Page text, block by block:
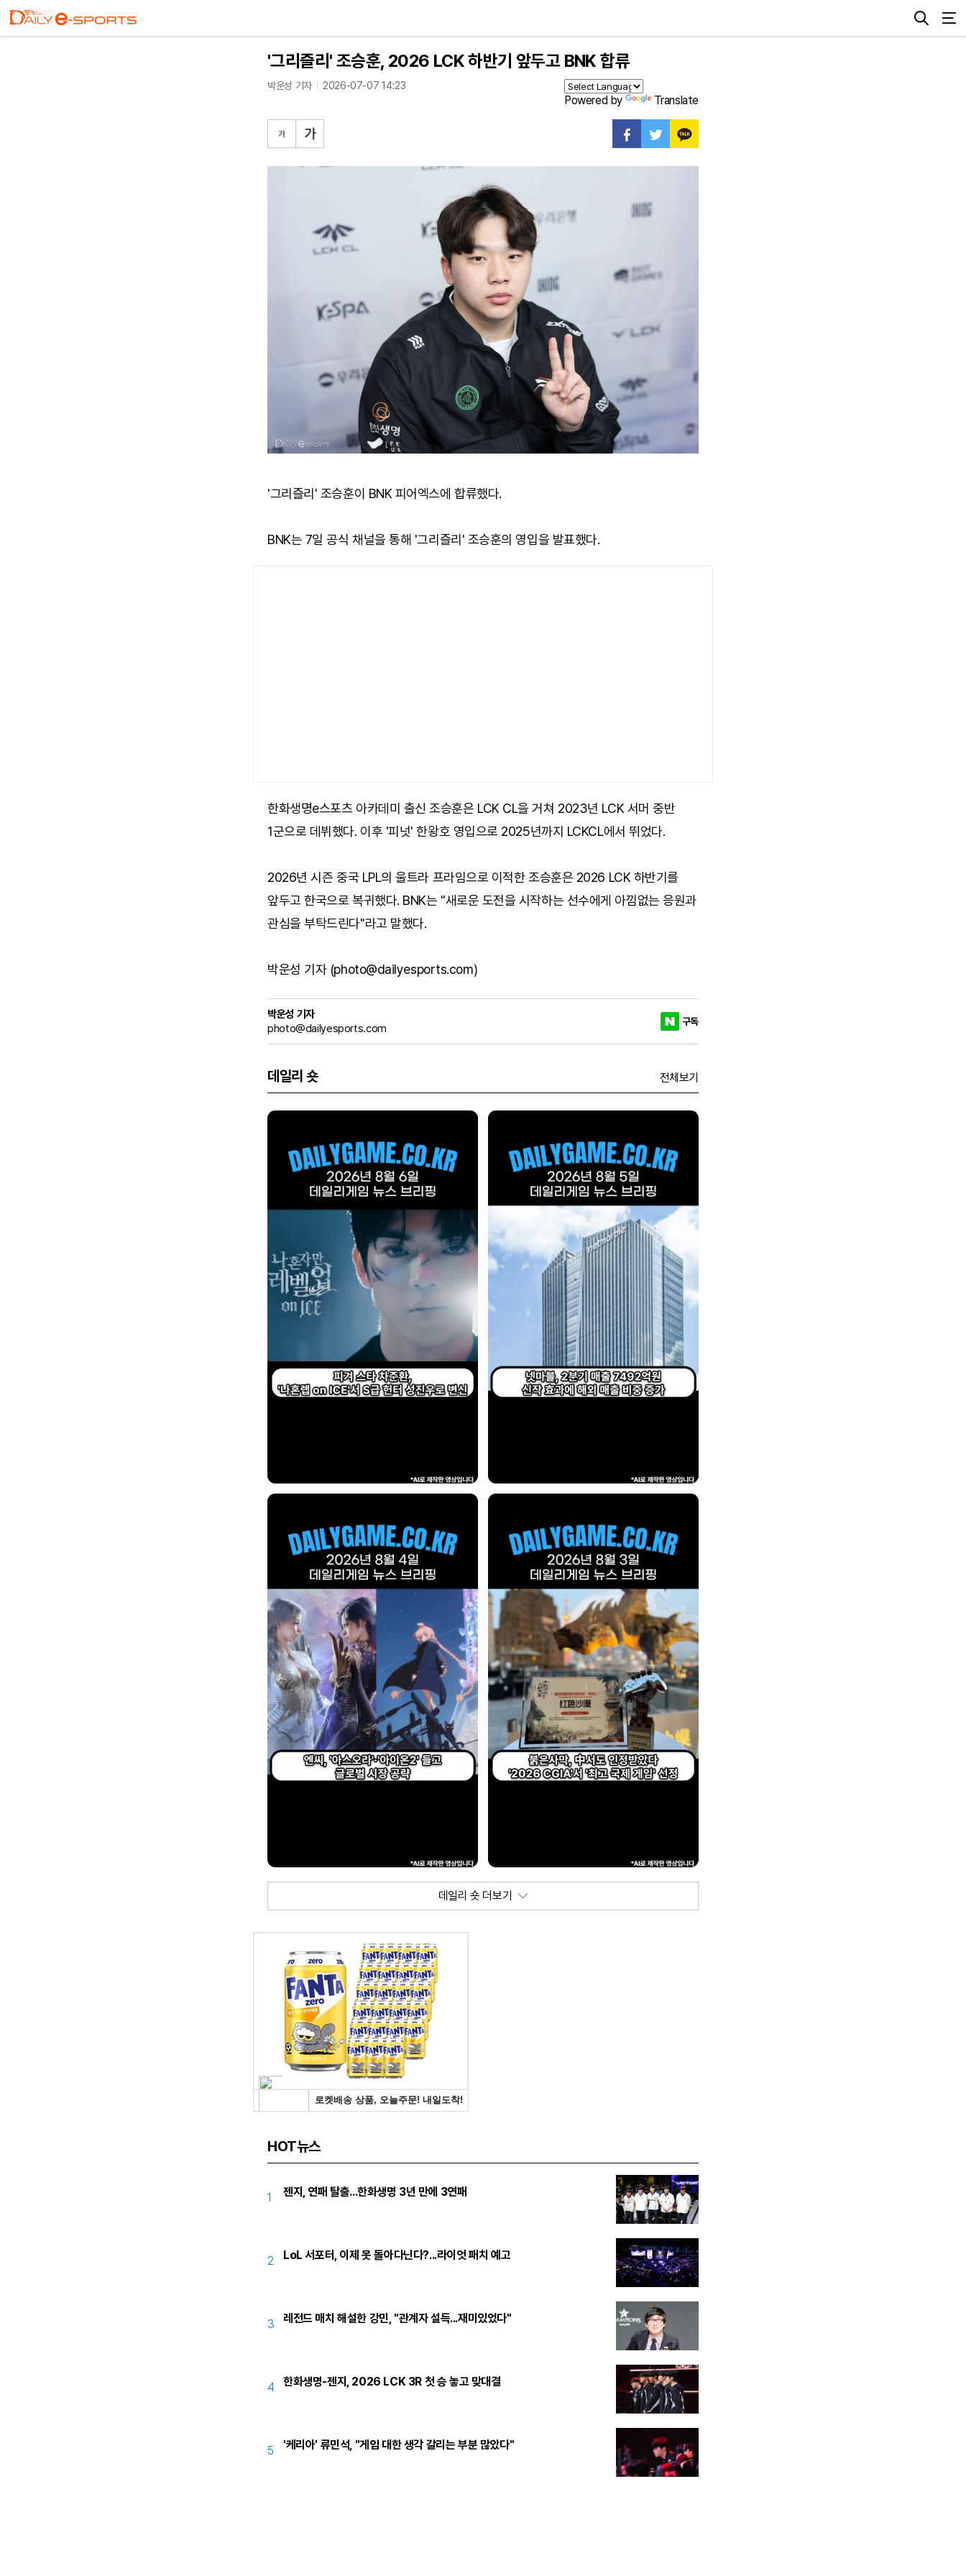
'그리즐리' 조승훈, 2026 LCK 하반기 앞두고 BNK 합류
박운성 기자 2026-07-07 14:23
Powered by Translate
'그리즐리' 조승훈이 BNK 피어엑스에 합류했다.
BNK는 7일 공식 채널을 통해 '그리즐리' 조승훈의 영입을 발표했다.
한화생명e스포츠 아카데미 출신 조승훈은 LCK CL을 거쳐 2023년 LCK 서머 중반
1군으로 데뷔했다. 이후 '피넛' 한왕호 영입으로 2025년까지 LCKCL에서 뛰었다.
2026년 시즌 중국 LPL의 울트라 프라임으로 이적한 조승훈은 2026 LCK 하반기를
앞두고 한국으로 복귀했다. BNK는 "새로운 도전을 시작하는 선수에게 아낌없는 응원과
관심을 부탁드린다"라고 말했다.
박운성 기자 (photo@dailyesports.com)
박운성 기자
photo@dailyesports.com
구독
데일리 숏 전체보기
데일리 숏 더보기
HOT뉴스
1 젠지, 연패 탈출...한화생명 3년 만에 3연패
2 LoL 서포터, 이제 못 돌아다닌다?...라이엇 패치 예고
3 레전드 매치 해설한 강민, "관계자 설득...재미있었다"
4 한화생명-젠지, 2026 LCK 3R 첫 승 놓고 맞대결
5 '케리아' 류민석, "게임 대한 생각 갈리는 부분 많았다"